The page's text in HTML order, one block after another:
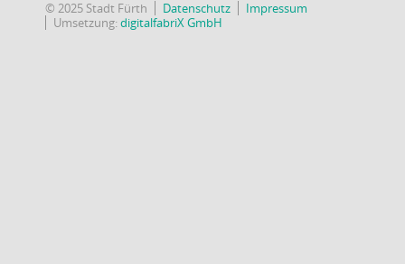
© 2025 Stadt Fürth Datenschutz
Impressum
Umsetzung:digitalfabriX GmbH